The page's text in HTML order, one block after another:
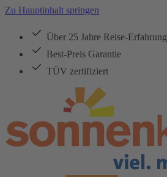
Zu Hauptinhalt springen
Über 25 Jahre Reise-Erfahrung
Best-Preis Garantie
TÜV zertifiziert